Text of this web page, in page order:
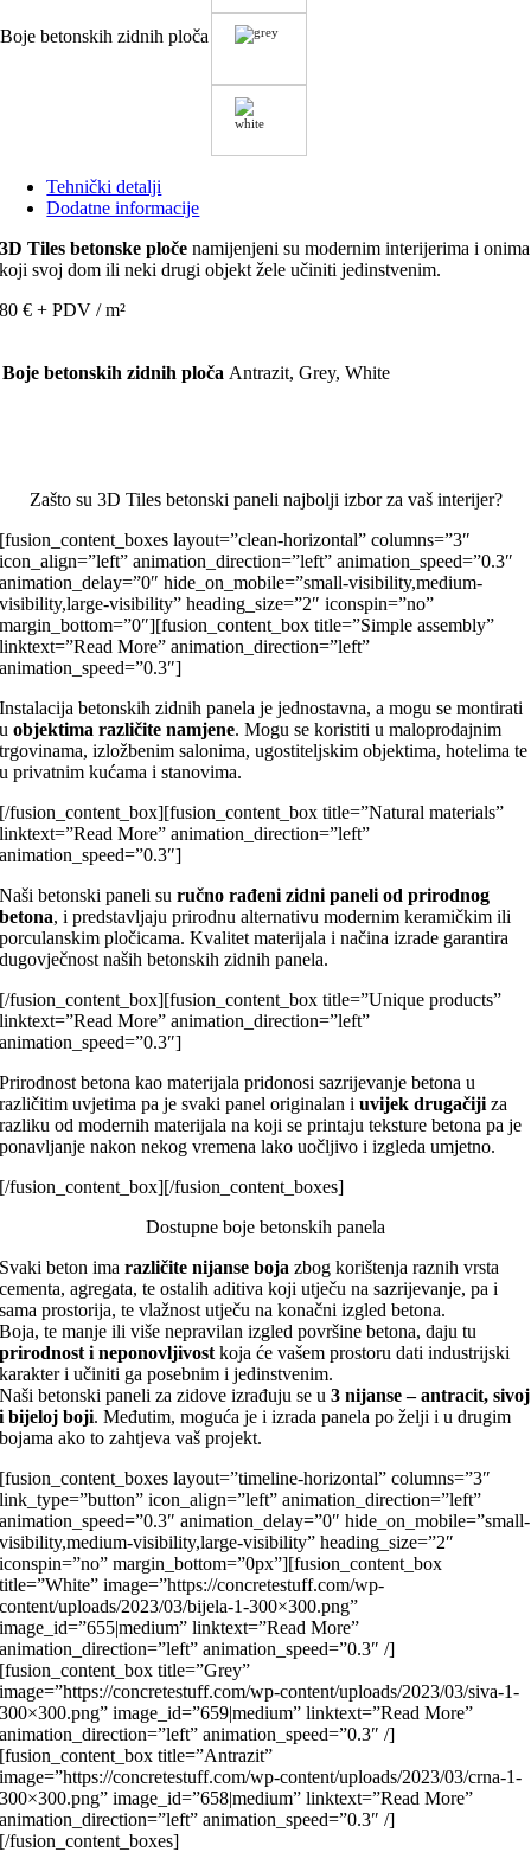
Boje betonskih zidnih ploča
Tehnički detalji
Dodatne informacije
3D Tiles betonske ploče namijenjeni su modernim interijerima i onima
koji svoj dom ili neki drugi objekt žele učiniti jedinstvenim.
80 € + PDV / m²
Boje betonskih zidnih ploča Antrazit, Grey, White
Zašto su 3D Tiles betonski paneli najbolji izbor za vaš interijer?
[fusion_content_boxes layout=”clean-horizontal” columns=”3″
icon_align=”left” animation_direction=”left” animation_speed=”0.3″
animation_delay=”0″ hide_on_mobile=”small-visibility,medium-
visibility,large-visibility” heading_size=”2″ iconspin=”no”
margin_bottom=”0″][fusion_content_box title=”Simple assembly”
linktext=”Read More” animation_direction=”left”
animation_speed=”0.3″]
Instalacija betonskih zidnih panela je jednostavna, a mogu se montirati
uobjektima različite namjene. Mogu se koristiti u maloprodajnim
trgovinama, izložbenim salonima, ugostiteljskim objektima, hotelima te
u privatnim kućama i stanovima.
[/fusion_content_box][fusion_content_box title=”Natural materials”
linktext=”Read More” animation_direction=”left”
animation_speed=”0.3″]
Naši betonski paneli suručno rađeni zidni paneli od prirodnog
betona, i predstavljaju prirodnu alternativu modernim keramičkim ili
porculanskim pločicama. Kvalitet materijala i načina izrade garantira
dugovječnost naših betonskih zidnih panela.
[/fusion_content_box][fusion_content_box title=”Unique products”
linktext=”Read More” animation_direction=”left”
animation_speed=”0.3″]
Prirodnost betona kao materijala pridonosi sazrijevanje betona u
različitim uvjetima pa je svaki panel originalan iuvijek drugačiji za
razliku od modernih materijala na koji se printaju teksture betona pa je
ponavljanje nakon nekog vremena lako uočljivo i izgleda umjetno.
[/fusion_content_box][/fusion_content_boxes]
Dostupne boje betonskih panela
Svaki beton imarazličite nijanse boja zbog korištenja raznih vrsta
cementa, agregata, te ostalih aditiva koji utječu na sazrijevanje, pa i
sama prostorija, te vlažnost utječu na konačni izgled betona.
Boja, te manje ili više nepravilan izgled površine betona, daju tu
prirodnost i neponovljivost koja će vašem prostoru dati industrijski
karakter i učiniti ga posebnim i jedinstvenim.
Naši betonski paneli za zidove izrađuju se u3 nijanse – antracit, sivoj
i bijeloj boji. Međutim, moguća je i izrada panela po želji i u drugim
bojama ako to zahtjeva vaš projekt.
[fusion_content_boxes layout=”timeline-horizontal” columns=”3″
link_type=”button” icon_align=”left” animation_direction=”left”
animation_speed=”0.3″ animation_delay=”0″ hide_on_mobile=”small-
visibility,medium-visibility,large-visibility” heading_size=”2″
iconspin=”no” margin_bottom=”0px”][fusion_content_box
title=”White” image=”https://concretestuff.com/wp-
content/uploads/2023/03/bijela-1-300×300.png”
image_id=”655|medium” linktext=”Read More”
animation_direction=”left” animation_speed=”0.3″ /]
[fusion_content_box title=”Grey”
image=”https://concretestuff.com/wp-content/uploads/2023/03/siva-1-
300×300.png” image_id=”659|medium” linktext=”Read More”
animation_direction=”left” animation_speed=”0.3″ /]
[fusion_content_box title=”Antrazit”
image=”https://concretestuff.com/wp-content/uploads/2023/03/crna-1-
300×300.png” image_id=”658|medium” linktext=”Read More”
animation_direction=”left” animation_speed=”0.3″ /]
[/fusion_content_boxes]